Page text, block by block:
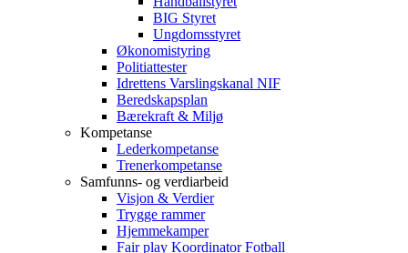
BIG Styret
Ungdomsstyret
Økonomistyring
Politiattester
Idrettens Varslingskanal NIF
Beredskapsplan
Bærekraft & Miljø
Kompetanse
Lederkompetanse
Trenerkompetanse
Samfunns- og verdiarbeid
Visjon & Verdier
Trygge rammer
Hjemmekamper
Fair play Koordinator Fotball